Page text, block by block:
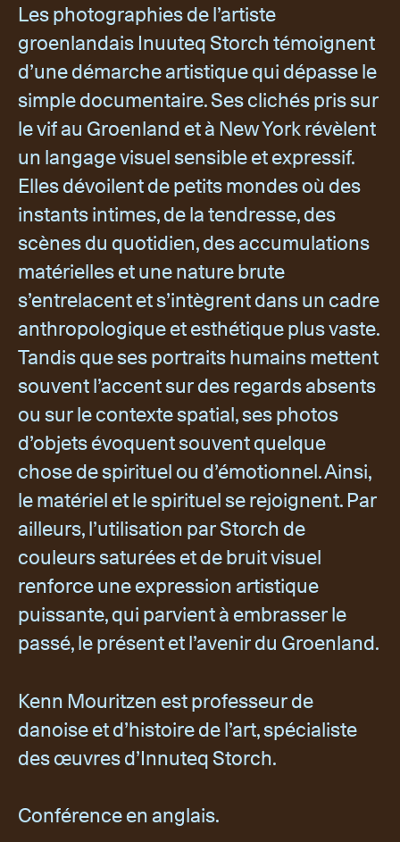
Les photographies de l’artiste
groenlandais Inuuteq Storch témoignent
d’une démarche artistique qui dépasse le
simple documentaire. Ses clichés pris sur
le vif au Groenland et à New York révèlent
un langage visuel sensible et expressif.
Elles dévoilent de petits mondes où des
instants intimes, de la tendresse, des
scènes du quotidien, des accumulations
matérielles et une nature brute
s’entrelacent et s’intègrent dans un cadre
anthropologique et esthétique plus vaste.
Tandis que ses portraits humains mettent
souvent l’accent sur des regards absents
ou sur le contexte spatial, ses photos
d’objets évoquent souvent quelque
chose de spirituel ou d’émotionnel. Ainsi,
le matériel et le spirituel se rejoignent. Par
ailleurs, l’utilisation par Storch de
couleurs saturées et de bruit visuel
renforce une expression artistique
puissante, qui parvient à embrasser le
passé, le présent et l’avenir du Groenland.
Kenn Mouritzen est professeur de
danoise et d’histoire de l’art, spécialiste
des œuvres d’Innuteq Storch.
Conférence en anglais.